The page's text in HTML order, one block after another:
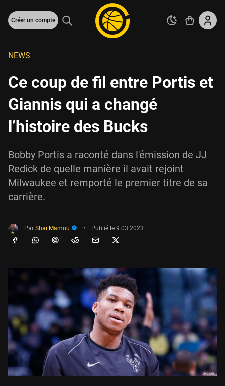
Créer un compte
NEWS
Ce coup de fil entre Portis et
Giannis qui a changé
l’histoire des Bucks
Bobby Portis a raconté dans l'émission de JJ
Redick de quelle manière il avait rejoint
Milwaukee et remporté le premier titre de sa
carrière.
Par Shaï Mamou • Publié le 9.03.2023